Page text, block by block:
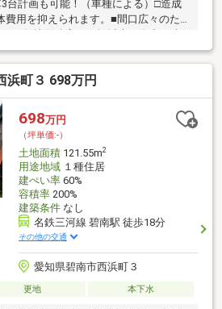
台計画も可能！（車種による）□造成
費用を抑えられます。■間口広々のた
。□敷地面積広々65坪以上！自由に建
＊＊ライフインフォメーション＊＊■
…徒歩約17分□中央小学校…徒歩約9分■
ネスエ碧南幸町店…徒歩約6分■ローソ
件の詳細はもちろん、住宅ローンなど
お気軽にお問い合わせください♪
浜町３ 698万円
698万円
（坪単価:-）
土地面積121.55m2
用途地域１種住居
建ぺい率60%
容積率200%
建築条件なし
名鉄三河線 碧南駅 徒歩18分
その他の交通
愛知県碧南市西浜町３
更地 本下水